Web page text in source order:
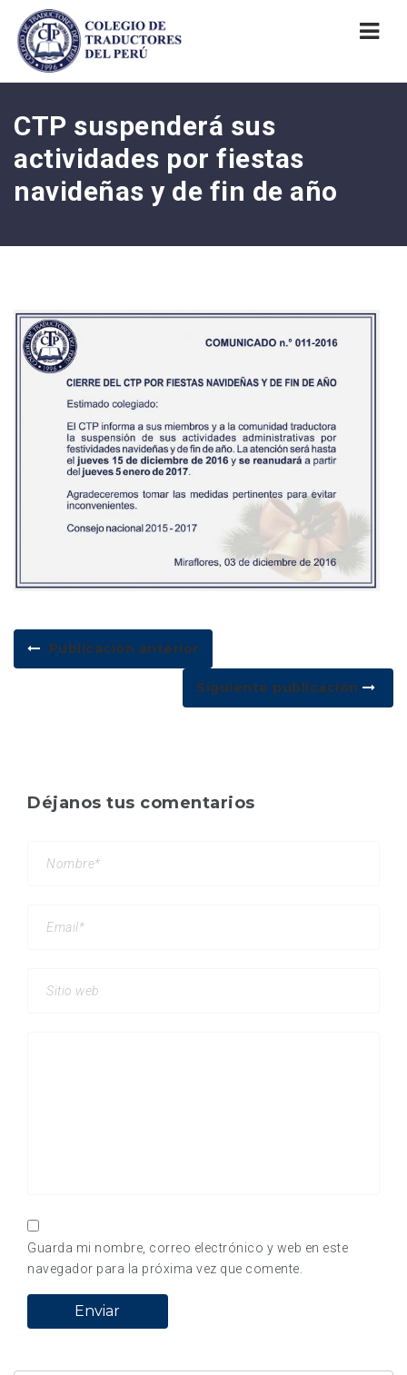
CTP suspenderá sus
actividades por fiestas
navideñas y de fin de año
Publicación anterior
Siguiente publicación
Déjanos tus comentarios
Guarda mi nombre, correo electrónico y web en este
navegador para la próxima vez que comente.